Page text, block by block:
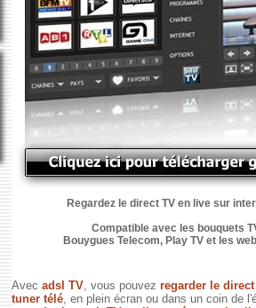
Regardez le direct TV en live sur
Compatible avec les bouquets
Bouygues Telecom, Play TV et les
Avec adsl TV , vous pouvez regarder le
tuner télé , en plein écran ou dans un coin de